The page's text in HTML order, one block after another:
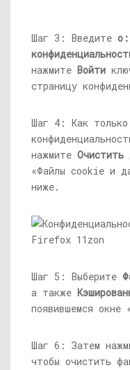
Шаг 3: Введите о:
нажмите Войти
страницу
Шаг 4: Как только
нажмите Очистить
«Файлы cookie и
ниже.
Шаг 5: Выберите
а также
появившемся окне
Шаг 6: Затем
чтобы очистить